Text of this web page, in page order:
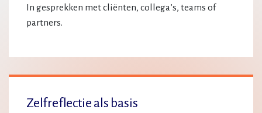
In gesprekken met cliënten, collega’s, teams of
partners.
Zelfreflectie als basis